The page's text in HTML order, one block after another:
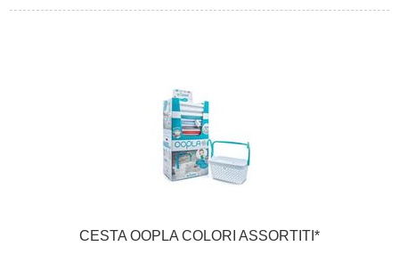
CESTA OOPLA COLORI ASSORTITI*